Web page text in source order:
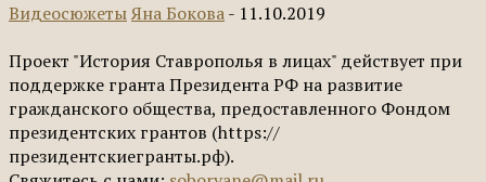
ВидеосюжетыЯна Бокова- 11.10.2019
Проект "История Ставрополья в лицах" действует при
поддержке гранта Президента РФ на развитие
гражданского общества, предоставленного Фондом
президентских грантов (https://
президентскиегранты.рф).